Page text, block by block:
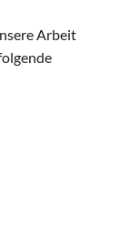
Arbeit